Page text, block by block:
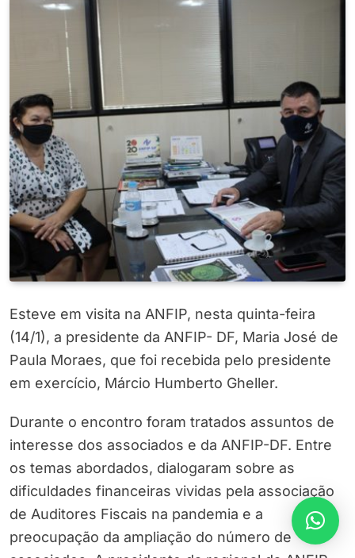
Esteve em visita na ANFIP, nesta quinta-feira
(14/1), a presidente da ANFIP- DF, Maria José de
Paula Moraes, que foi recebida pelo presidente
em exercício, Márcio Humberto Gheller.
Durante o encontro foram tratados assuntos de
interesse dos associados e da ANFIP-DF. Entre
os temas abordados, dialogaram sobre as
dificuldades financeiras vividas pela associação
de Auditores Fiscais na pandemia e a
preocupação da ampliação do número de